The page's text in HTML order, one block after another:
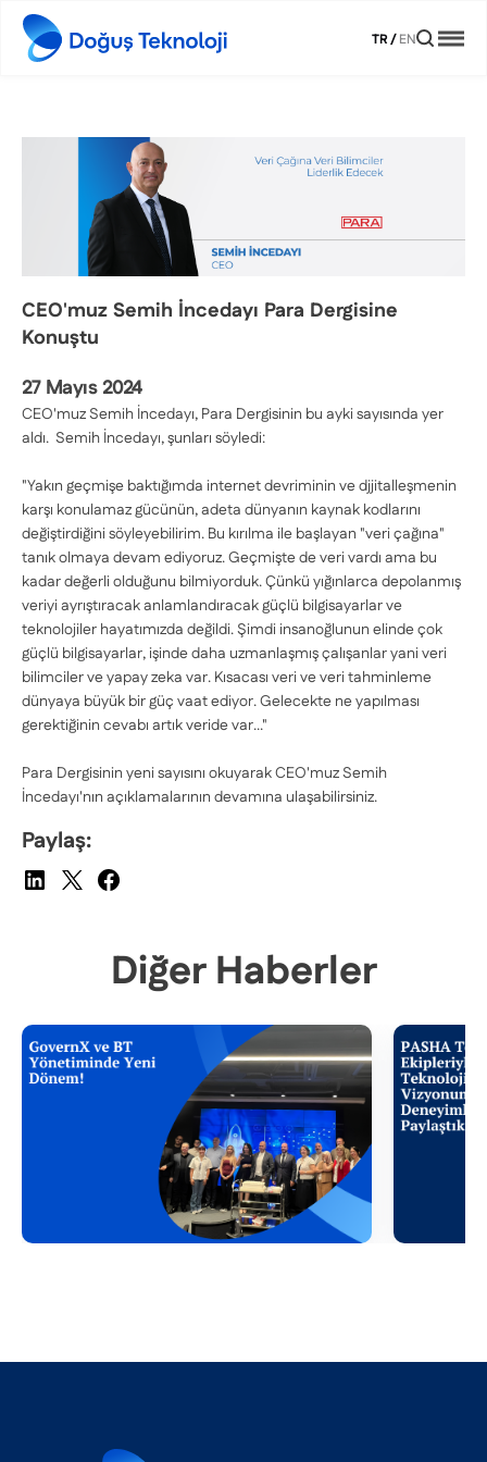
TR/EN
CEO'muz Semih İncedayı Para Dergisine
Konuştu
27 Mayıs 2024
CEO'muz Semih İncedayı, Para Dergisinin bu ayki sayısında yer
aldı. Semih İncedayı, şunları söyledi:
"Yakın geçmişe baktığımda internet devriminin ve djjitalleşmenin
karşı konulamaz gücünün, adeta dünyanın kaynak kodlarını
değiştirdiğini söyleyebilirim. Bu kırılma ile başlayan "veri çağına"
tanık olmaya devam ediyoruz. Geçmişte de veri vardı ama bu
kadar değerli olduğunu bilmiyorduk. Çünkü yığınlarca depolanmış
veriyi ayrıştıracak anlamlandıracak güçlü bilgisayarlar ve
teknolojiler hayatımızda değildi. Şimdi insanoğlunun elinde çok
güçlü bilgisayarlar, işinde daha uzmanlaşmış çalışanlar yani veri
bilimciler ve yapay zeka var. Kısacası veri ve veri tahminleme
dünyaya büyük bir güç vaat ediyor. Gelecekte ne yapılması
gerektiğinin cevabı artık veride var..."
Para Dergisinin yeni sayısını okuyarak CEO'muz Semih
İncedayı'nın açıklamalarının devamına ulaşabilirsiniz.
Paylaş:
Diğer Haberler